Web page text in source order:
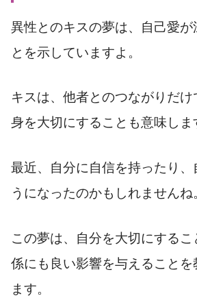
異性とのキスの夢は、自己愛が
とを示していますよ。
キスは、他者とのつながりだけ
身を大切にすることも意味しま
最近、自分に自信を持ったり、
うになったのかもしれませんね
この夢は、自分を大切にするこ
係にも良い影響を与えることを
ます。